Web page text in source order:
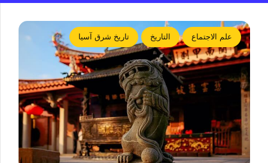
علم الاجتماع التاريخ تاريخ شرق آسيا